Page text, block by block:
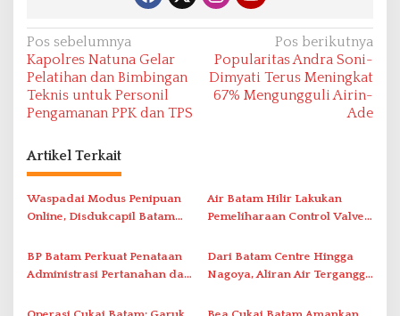
N
a
v
i
g
a
s
i
o
Pos sebelumnya
Kapolres Natuna Gelar
Pelatihan dan Bimbingan
Teknis untuk Personil
Pengamanan PPK dan TPS
Pos berikutnya
Popularitas Andra Soni-
Dimyati Terus Meningkat
67% Mengungguli Airin-
Ade
Artikel Terkait
Waspadai Modus Penipuan
Online, Disdukcapil Batam
Tatap Muka
Air Batam Hilir Lakukan
Pemeliharaan Control Valve,
BP Batam Perkuat Penataan
Administrasi Pertanahan dan
Dari Batam Centre Hingga
Nagoya, Aliran Air Terganggu
Duriangkang